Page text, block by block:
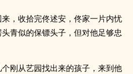
，收拾完佟述安，佟家一片内忧
青似的保镖头子，但对他足够忠
刚从艺园找出来的孩子，来到他